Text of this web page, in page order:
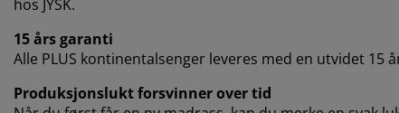
hos JYSK.
15 års garanti
Alle PLUS kontinentalsenger leveres med en utvidet 15
Produksjonslukt forsvinner over tid